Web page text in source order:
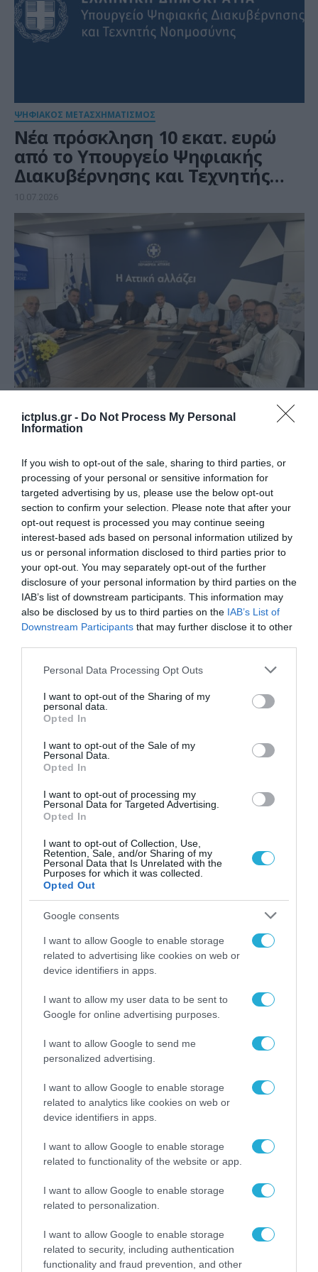
ictplus.gr - Do Not Process My Personal
Information
If you wish to opt-out of the sale, sharing to third parties, or
processing of your personal or sensitive information for
targeted advertising by us, please use the below opt-out
section to confirm your selection. Please note that after your
opt-out request is processed you may continue seeing
interest-based ads based on personal information utilized by
us or personal information disclosed to third parties prior to
your opt-out. You may separately opt-out of the further
disclosure of your personal information by third parties on the
IAB’s list of downstream participants. This information may
also be disclosed by us to third parties on the IAB’s List of
Downstream Participants that may further disclose it to other
Please note that this website/app uses one or more Google
not limited to your visit or usage behaviour. You may click to
grant or deny consent to Google and its third-party tags to
use your data for below specified purposes in below Google
consent section.
Personal Data Processing Opt Outs
I want to opt-out of the Sharing of my
personal data.
Opted In
I want to opt-out of the Sale of my
Personal Data.
Opted In
I want to opt-out of processing my
Personal Data for Targeted Advertising.
Opted In
I want to opt-out of Collection, Use,
Retention, Sale, and/or Sharing of my
Personal Data that Is Unrelated with the
Purposes for which it was collected.
Opted Out
Google consents
I want to allow Google to enable storage
related to advertising like cookies on web or
device identifiers in apps.
I want to allow my user data to be sent to
Google for online advertising purposes.
I want to allow Google to send me
personalized advertising.
I want to allow Google to enable storage
related to analytics like cookies on web or
device identifiers in apps.
I want to allow Google to enable storage
related to functionality of the website or app.
I want to allow Google to enable storage
related to personalization.
I want to allow Google to enable storage
related to security, including authentication
functionality and fraud prevention, and other
ΨΗΦΙΑΚΟΣ ΜΕΤΑΣΧΗΜΑΤΙΣΜΟΣ
Νέα πρόσκληση 10 εκατ. ευρώ
από το Υπουργείο Ψηφιακής
Διακυβέρνησης και Τεχνητής
Νοημοσύνης για έργα ψηφιακού
μετασχηματισμού σε 35 Δήμους
10.07.2026
Νέο αντιπλημμυρικό έργο στον
Βουλιαγμένης, με
προϋπολογισμό 2,58 εκατ. ευρώ
09.07.2026
«STOP» στον διαγωνισμό για τις
1.000 «έξυπνες» κάμερες:
Προσωρινή αναστολή και
περικοπή κατά 50%
08.07.2026
ΧΡΗΜΑΤΟΔΟΤΗΣΕΙΣ
7 έργα σε 7 Δήμους,
προϋπολογισμού 10,3 εκατ. ευρώ
Ήπειρο για αντιμετώπιση της
λειψυδρίας
ΕΡΓΑ - ΔΙΑΓΩΝΙΣΜΟΙ